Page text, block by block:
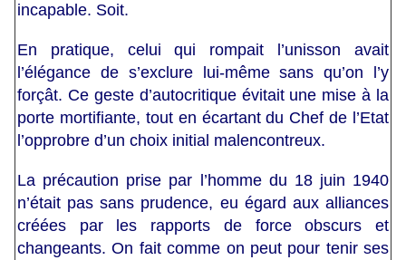
incapable. Soit.
En pratique, celui qui rompait l’unisson avait
l’élégance de s’exclure lui-même sans qu’on l’y
forçât. Ce geste d’autocritique évitait une mise à la
porte mortifiante, tout en écartant du Chef de l’Etat
l’opprobre d’un choix initial malencontreux.
La précaution prise par l’homme du 18 juin 1940
n’était pas sans prudence, eu égard aux alliances
créées par les rapports de force obscurs et
changeants. On fait comme on peut pour tenir ses